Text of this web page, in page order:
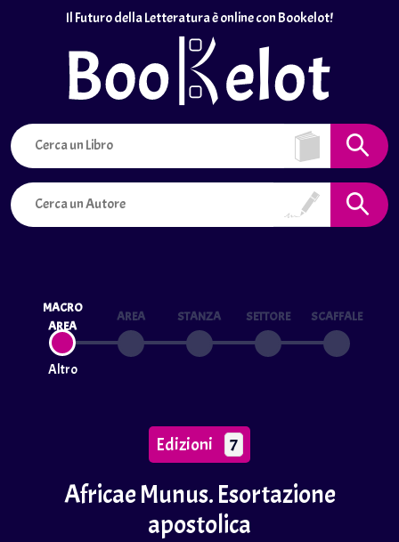
Il Futuro della Letteratura è online con Bookelot!
MACRO
AREA
Altro
AREA STANZA SETTORE SCAFFALE
Edizioni 7
Africae Munus. Esortazione
apostolica